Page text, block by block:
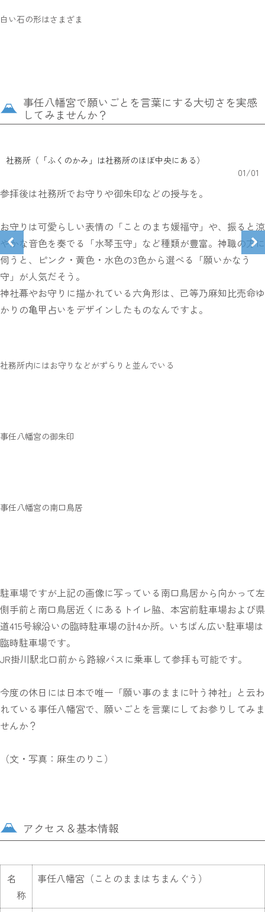
白い石の形はさまざま
事任八幡宮で願いごとを言葉にする大切さを実感
してみませんか？
社務所（「ふくのかみ」は社務所のほぼ中央にある）
01/01
参拝後は社務所でお守りや御朱印などの授与を。
お守りは可愛らしい表情の「ことのまち媛福守」や、振ると涼
やかな音色を奏でる「水琴玉守」など種類が豊富。神職の方に
伺うと、ピンク・黄色・水色の3色から選べる「願いかなう
守」が人気だそう。
神社幕やお守りに描かれている六角形は、己等乃麻知比売命ゆ
かりの亀甲占いをデザインしたものなんですよ。
社務所内にはお守りなどがずらりと並んでいる
事任八幡宮の御朱印
事任八幡宮の南口鳥居
駐車場ですが上記の画像に写っている南口鳥居から向かって左
側手前と南口鳥居近くにあるトイレ脇、本宮前駐車場および県
道415号線沿いの臨時駐車場の計4か所。いちばん広い駐車場は
臨時駐車場です。
JR掛川駅北口前から路線バスに乗車して参拝も可能です。
今度の休日には日本で唯一「願い事のままに叶う神社」と云わ
れている事任八幡宮で、願いごとを言葉にしてお参りしてみま
せんか？
（文・写真：麻生のりこ）
アクセス＆基本情報
名
称
事任八幡宮（ことのままはちまんぐう）